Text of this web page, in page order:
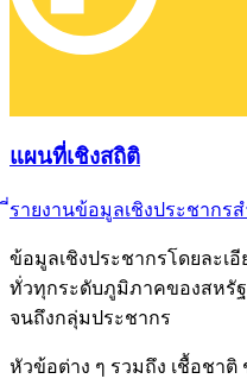
แผนที่เชิงสถิติ
รายงานข้อมูลเชิงประชากร
ข้อมูลเชิงประชากรโดยละเ
ทั่วทุกระดับภูมิภาคของสหรัฐ
จนถึงกลุ่มประชากร
หัวข้อต่าง ๆ รวมถึง เชื้อชา